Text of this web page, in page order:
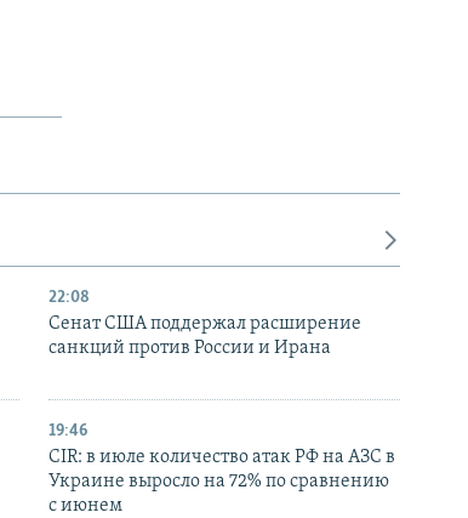
22:08
Сенат США поддержал расширение
санкций против России и Ирана
19:46
CIR: в июле количество атак РФ на АЗС в
Украине выросло на 72% по сравнению
с июнем